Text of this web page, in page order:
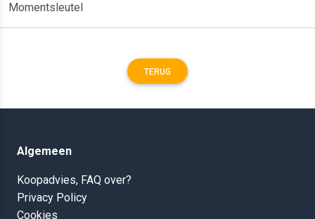
Momentsleutel
TERUG
Algemeen
Koopadvies, FAQ over?
Privacy Policy
Cookies